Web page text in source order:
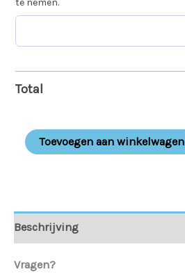
Total
Toevoegen aan winkelwagen
Beschrijving
Vragen?